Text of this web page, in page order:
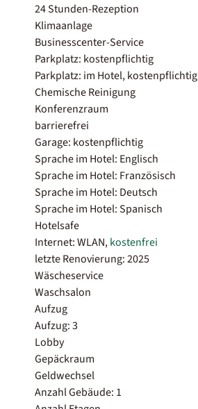
24 Stunden-Rezeption
Klimaanlage
Businesscenter-Service
Parkplatz: kostenpflichtig
Parkplatz: im Hotel, kostenpflichtig
Chemische Reinigung
Konferenzraum
barrierefrei
Garage: kostenpflichtig
Sprache im Hotel: Englisch
Sprache im Hotel: Französisch
Sprache im Hotel: Deutsch
Sprache im Hotel: Spanisch
Hotelsafe
Internet: WLAN,kostenfrei
letzte Renovierung: 2025
Wäscheservice
Waschsalon
Aufzug
Aufzug: 3
Lobby
Gepäckraum
Geldwechsel
Anzahl Gebäude: 1